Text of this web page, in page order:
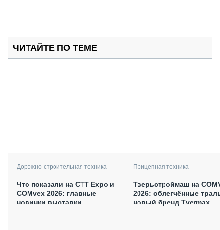
ЧИТАЙТЕ ПО ТЕМЕ
Дорожно-строительная техника
Что показали на CTT Expo и
COMvex 2026: главные
новинки выставки
Прицепная техника
Тверьстроймаш на
2026: облегчённые
новый бренд Tvermax